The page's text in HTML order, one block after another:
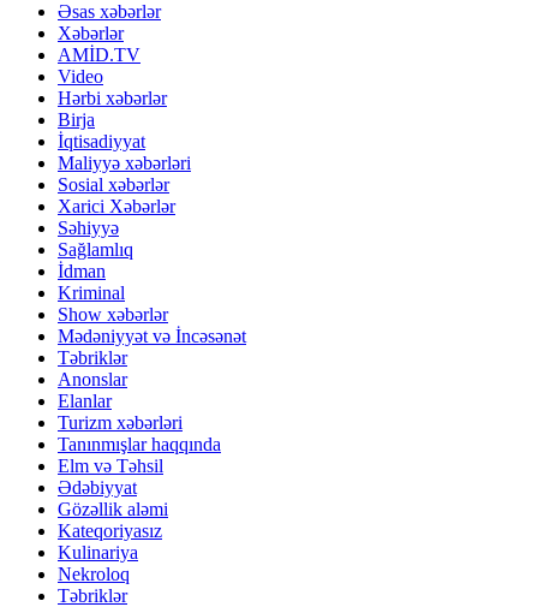
Əsas xəbərlər
Xəbərlər
AMİD.TV
Video
Hərbi xəbərlər
Birja
İqtisadiyyat
Maliyyə xəbərləri
Sosial xəbərlər
Xarici Xəbərlər
Səhiyyə
Sağlamlıq
İdman
Kriminal
Show xəbərlər
Mədəniyyət və İncəsənət
Təbriklər
Anonslar
Elanlar
Turizm xəbərləri
Tanınmışlar haqqında
Elm və Təhsil
Ədəbiyyat
Gözəllik aləmi
Kateqoriyasız
Kulinariya
Nekroloq
Təbriklər